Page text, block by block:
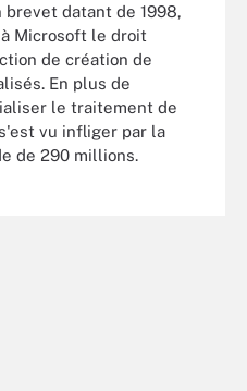
brevet datant de 1998,
Microsoft le droit
de création de
En plus de
le traitement de
vu infliger par la
de 290 millions.